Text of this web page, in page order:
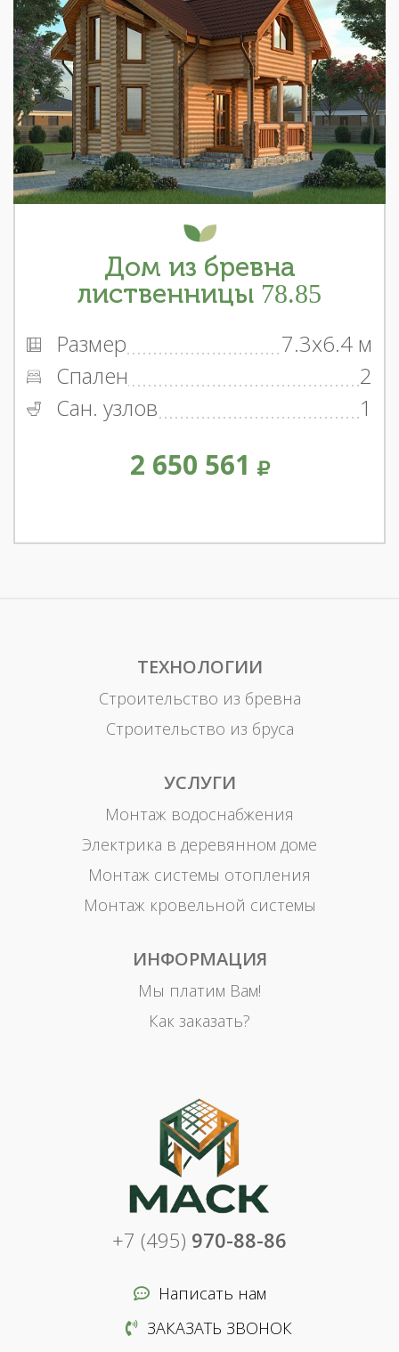
Дом из бревна
лиственницы 78.85
Размер
7.3x6.4 м
Спален
2
Сан. узлов
1
2 650 561
ТЕХНОЛОГИИ
Строительство из бревна
Строительство из бруса
УСЛУГИ
Монтаж водоснабжения
Электрика в деревянном доме
Монтаж системы отопления
Монтаж кровельной системы
ИНФОРМАЦИЯ
Мы платим Вам!
Как заказать?
+7 (495) 970-88-86
Написать нам
ЗАКАЗАТЬ ЗВОНОК